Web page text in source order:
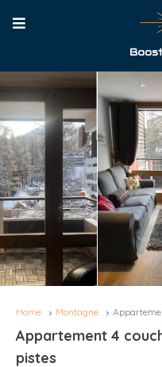
Home Montagne
Appartement 4
pistes